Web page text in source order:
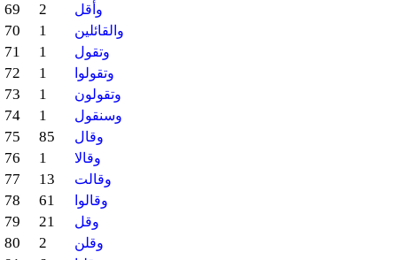
69 2 وأقل
70 1 والقائلين
71 1 وتقول
72 1 وتقولوا
73 1 وتقولون
74 1 وسنقول
75 85 وقال
76 1 وقالا
77 13 وقالت
78 61 وقالوا
79 21 وقل
80 2 وقلن